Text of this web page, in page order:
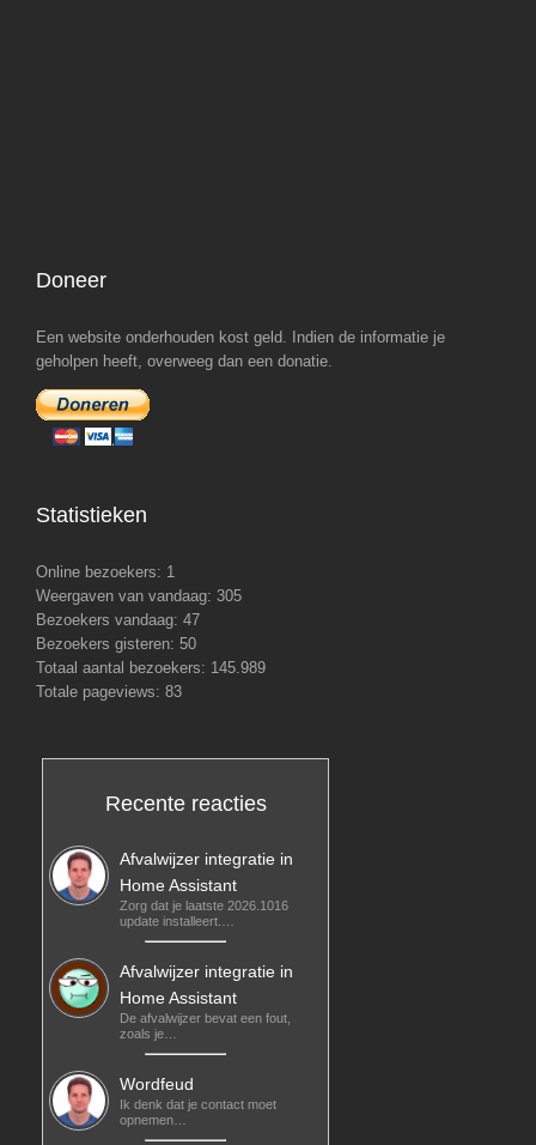
Doneer
Een website onderhouden kost geld. Indien de informatie je
geholpen heeft, overweeg dan een donatie.
Statistieken
Online bezoekers: 1
Weergaven van vandaag: 305
Bezoekers vandaag: 47
Bezoekers gisteren: 50
Totaal aantal bezoekers: 145.989
Totale pageviews: 83
Recente reacties
Afvalwijzer integratie in
Home Assistant
Zorg dat je laatste 2026.1016
update installeert.…
Afvalwijzer integratie in
Home Assistant
De afvalwijzer bevat een fout,
zoals je…
Wordfeud
Ik denk dat je contact moet
opnemen…